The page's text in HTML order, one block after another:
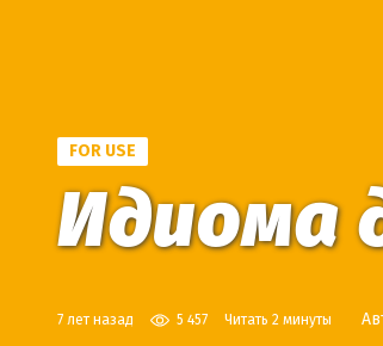
FOR USE
Идиома
7 лет назад 5 457 Читать 2 минуты